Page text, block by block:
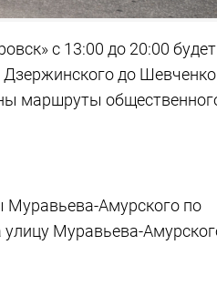
с 13:00 до 20:00 будет
до Шевченко
маршруты
Муравьева-Амурского по
улицу Муравьева-